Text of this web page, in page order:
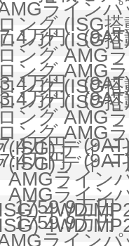
ライン
万円
ング (ISG
ング (ISG
ング AMG
万円
ング AMG
万円
ング (ISG
ング (ISG
ング AMG
万円
ング AMG
万円
(ISG) ディ
(ISG) ディ
AMGライン
1759.9万円
AMGライン
1759.9万円
4WD
4WD
ライン